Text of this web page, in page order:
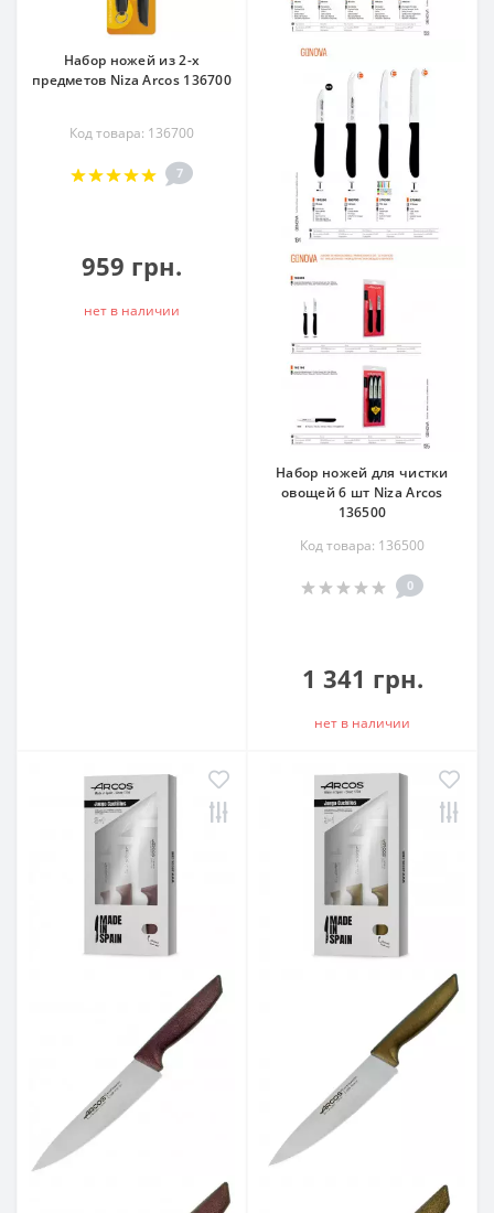
Набор ножей из 2-х
предметов Niza Arcos 136700
Код товара: 136700
7
959 грн.
нет в наличии
Набор ножей для чистки
овощей 6 шт Niza Arcos
136500
Код товара: 136500
0
1 341 грн.
нет в наличии